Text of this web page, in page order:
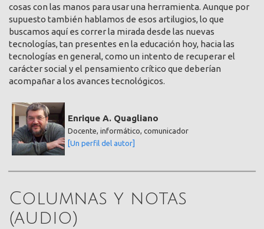
cosas con las manos para usar una herramienta. Aunque por
supuesto también hablamos de esos artilugios, lo que
buscamos aquí es correr la mirada desde las nuevas
tecnologías, tan presentes en la educación hoy, hacia las
tecnologías en general, como un intento de recuperar el
carácter social y el pensamiento crítico que deberían
acompañar a los avances tecnológicos.
Enrique A. Quagliano
Docente, informático, comunicador
[Un perfil del autor]
Columnas y notas
(audio)